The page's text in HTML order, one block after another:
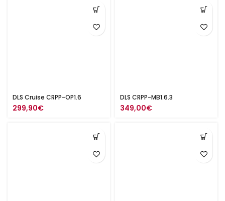
DLS Cruise CRPP-OP1.6
299,90€
DLS CRPP-MB1.6.3
349,00€